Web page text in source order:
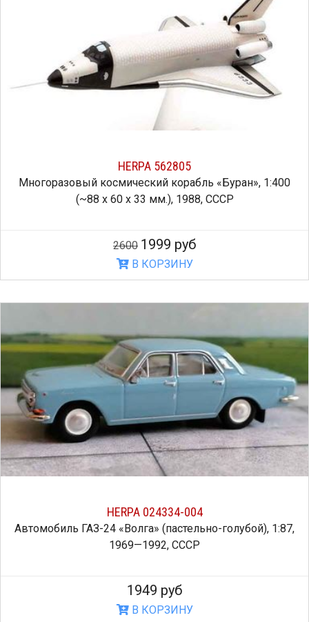
HERPA 562805
Многоразовый космический корабль «Буран», 1:400
(~88 х 60 х 33 мм.), 1988, СССР
2600 1999 руб
В КОРЗИНУ
HERPA 024334-004
Автомобиль ГАЗ-24 «Волга» (пастельно-голубой), 1:87,
1969—1992, СССР
1949 руб
В КОРЗИНУ